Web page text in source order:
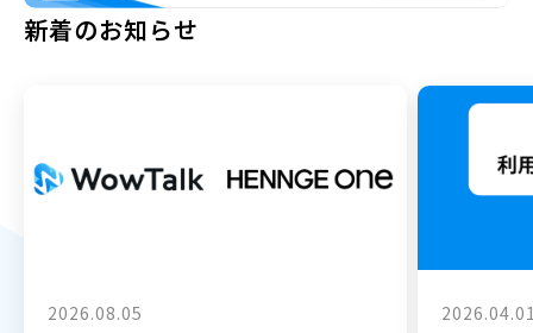
新着のお知らせ
2026.08.05